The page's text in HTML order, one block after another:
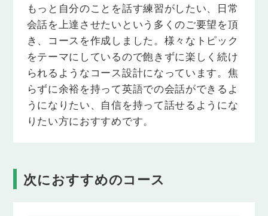
仕事
「仕事」をテーマに語彙・フレーズを学習
し、それらを使って講師と会話の練習を行い
ます。
Lesson 26
季節１
「季節」をテーマに語彙・フレーズを学習
し、それらを使って講師と会話の練習を行い
ます。
し、それらを使って講師と会話の練習を行い
ます。
もっと自分のことを話す練習がしたい、日常
会話を上達させたいという多くのご要望を頂
き、コースを作成しました。様々なトピック
をテーマにしているので飽きずに楽しく続け
られるようなコース設計になっています。焦
らずに余裕を持って英語での会話ができるよ
うになりたい、自信を持って話せるようにな
りたい方におすすめです。
次におすすめのコース